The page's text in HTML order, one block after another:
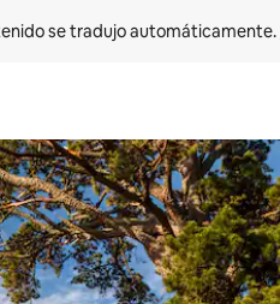
se tradujo automáticamente.